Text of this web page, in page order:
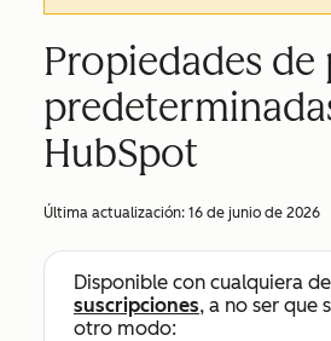
Propiedades
HubSpot
Última actualización: 16 de junio de 2026
Disponible con cualquiera
suscripciones, a no ser que
otro modo: